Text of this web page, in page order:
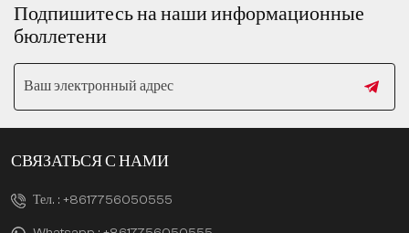
Подпишитесь на наши информационные
бюллетени
СВЯЗАТЬСЯ С НАМИ
Тел. : +8617756050555